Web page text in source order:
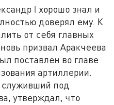
I хорошо знал и
доверял ему. К
от себя главных
призвал Аракчеева
поставлен во главе
артиллерии.
под
утверждал, что